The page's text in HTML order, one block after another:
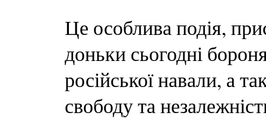
Це особлива подія,
доньки сьогодні
російської навали, а
свободу та